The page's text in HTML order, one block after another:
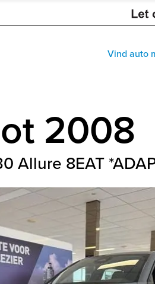
Vind auto
2008
Allure 8EAT